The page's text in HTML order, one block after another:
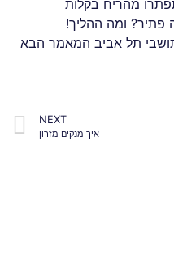
מהריח בקלות
פתיר? ומה ההליך!
תושבי תל אביב המאמר הבא
NEXT
איך מנקים מזרון